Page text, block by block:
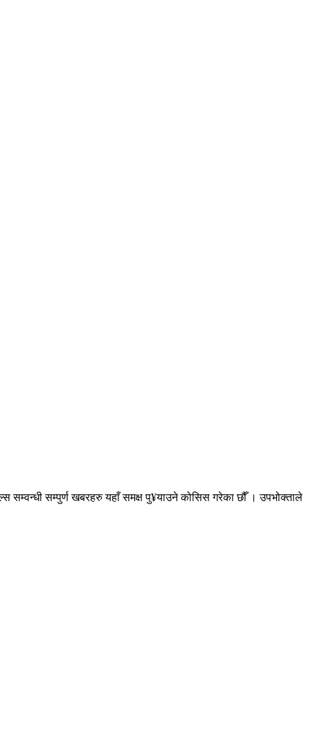
सम्वन्धी सम्पुर्ण खबरहरु यहाँ समक्ष पु¥याउने कोसिस गरेका छौँ । उपभोक्ताले